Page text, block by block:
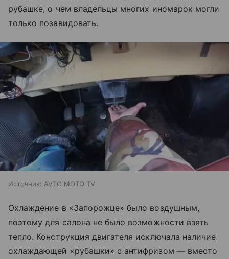
рубашке, о чем владельцы многих иномарок могли
только позавидовать.
Источник: AVTO MOTO TV
Охлаждение в «Запорожце» было воздушным,
поэтому для салона не было возможности взять
тепло. Конструкция двигателя исключала наличие
охлаждающей «рубашки» с антифризом — вместо